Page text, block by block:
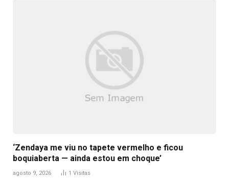
‘Zendaya me viu no tapete vermelho e ficou
boquiaberta — ainda estou em choque’
agosto 9, 2026 1 Visitas